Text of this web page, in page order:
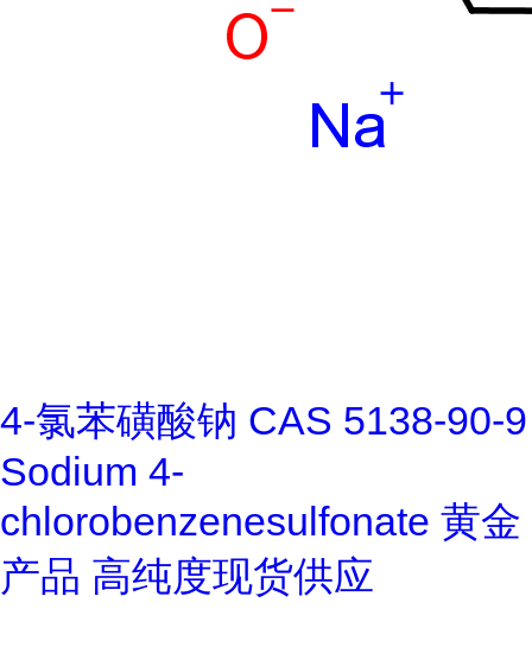
4-氯苯磺酸钠 CAS 5138-90-9
Sodium 4-
chlorobenzenesulfonate 黄金
产品 高纯度现货供应